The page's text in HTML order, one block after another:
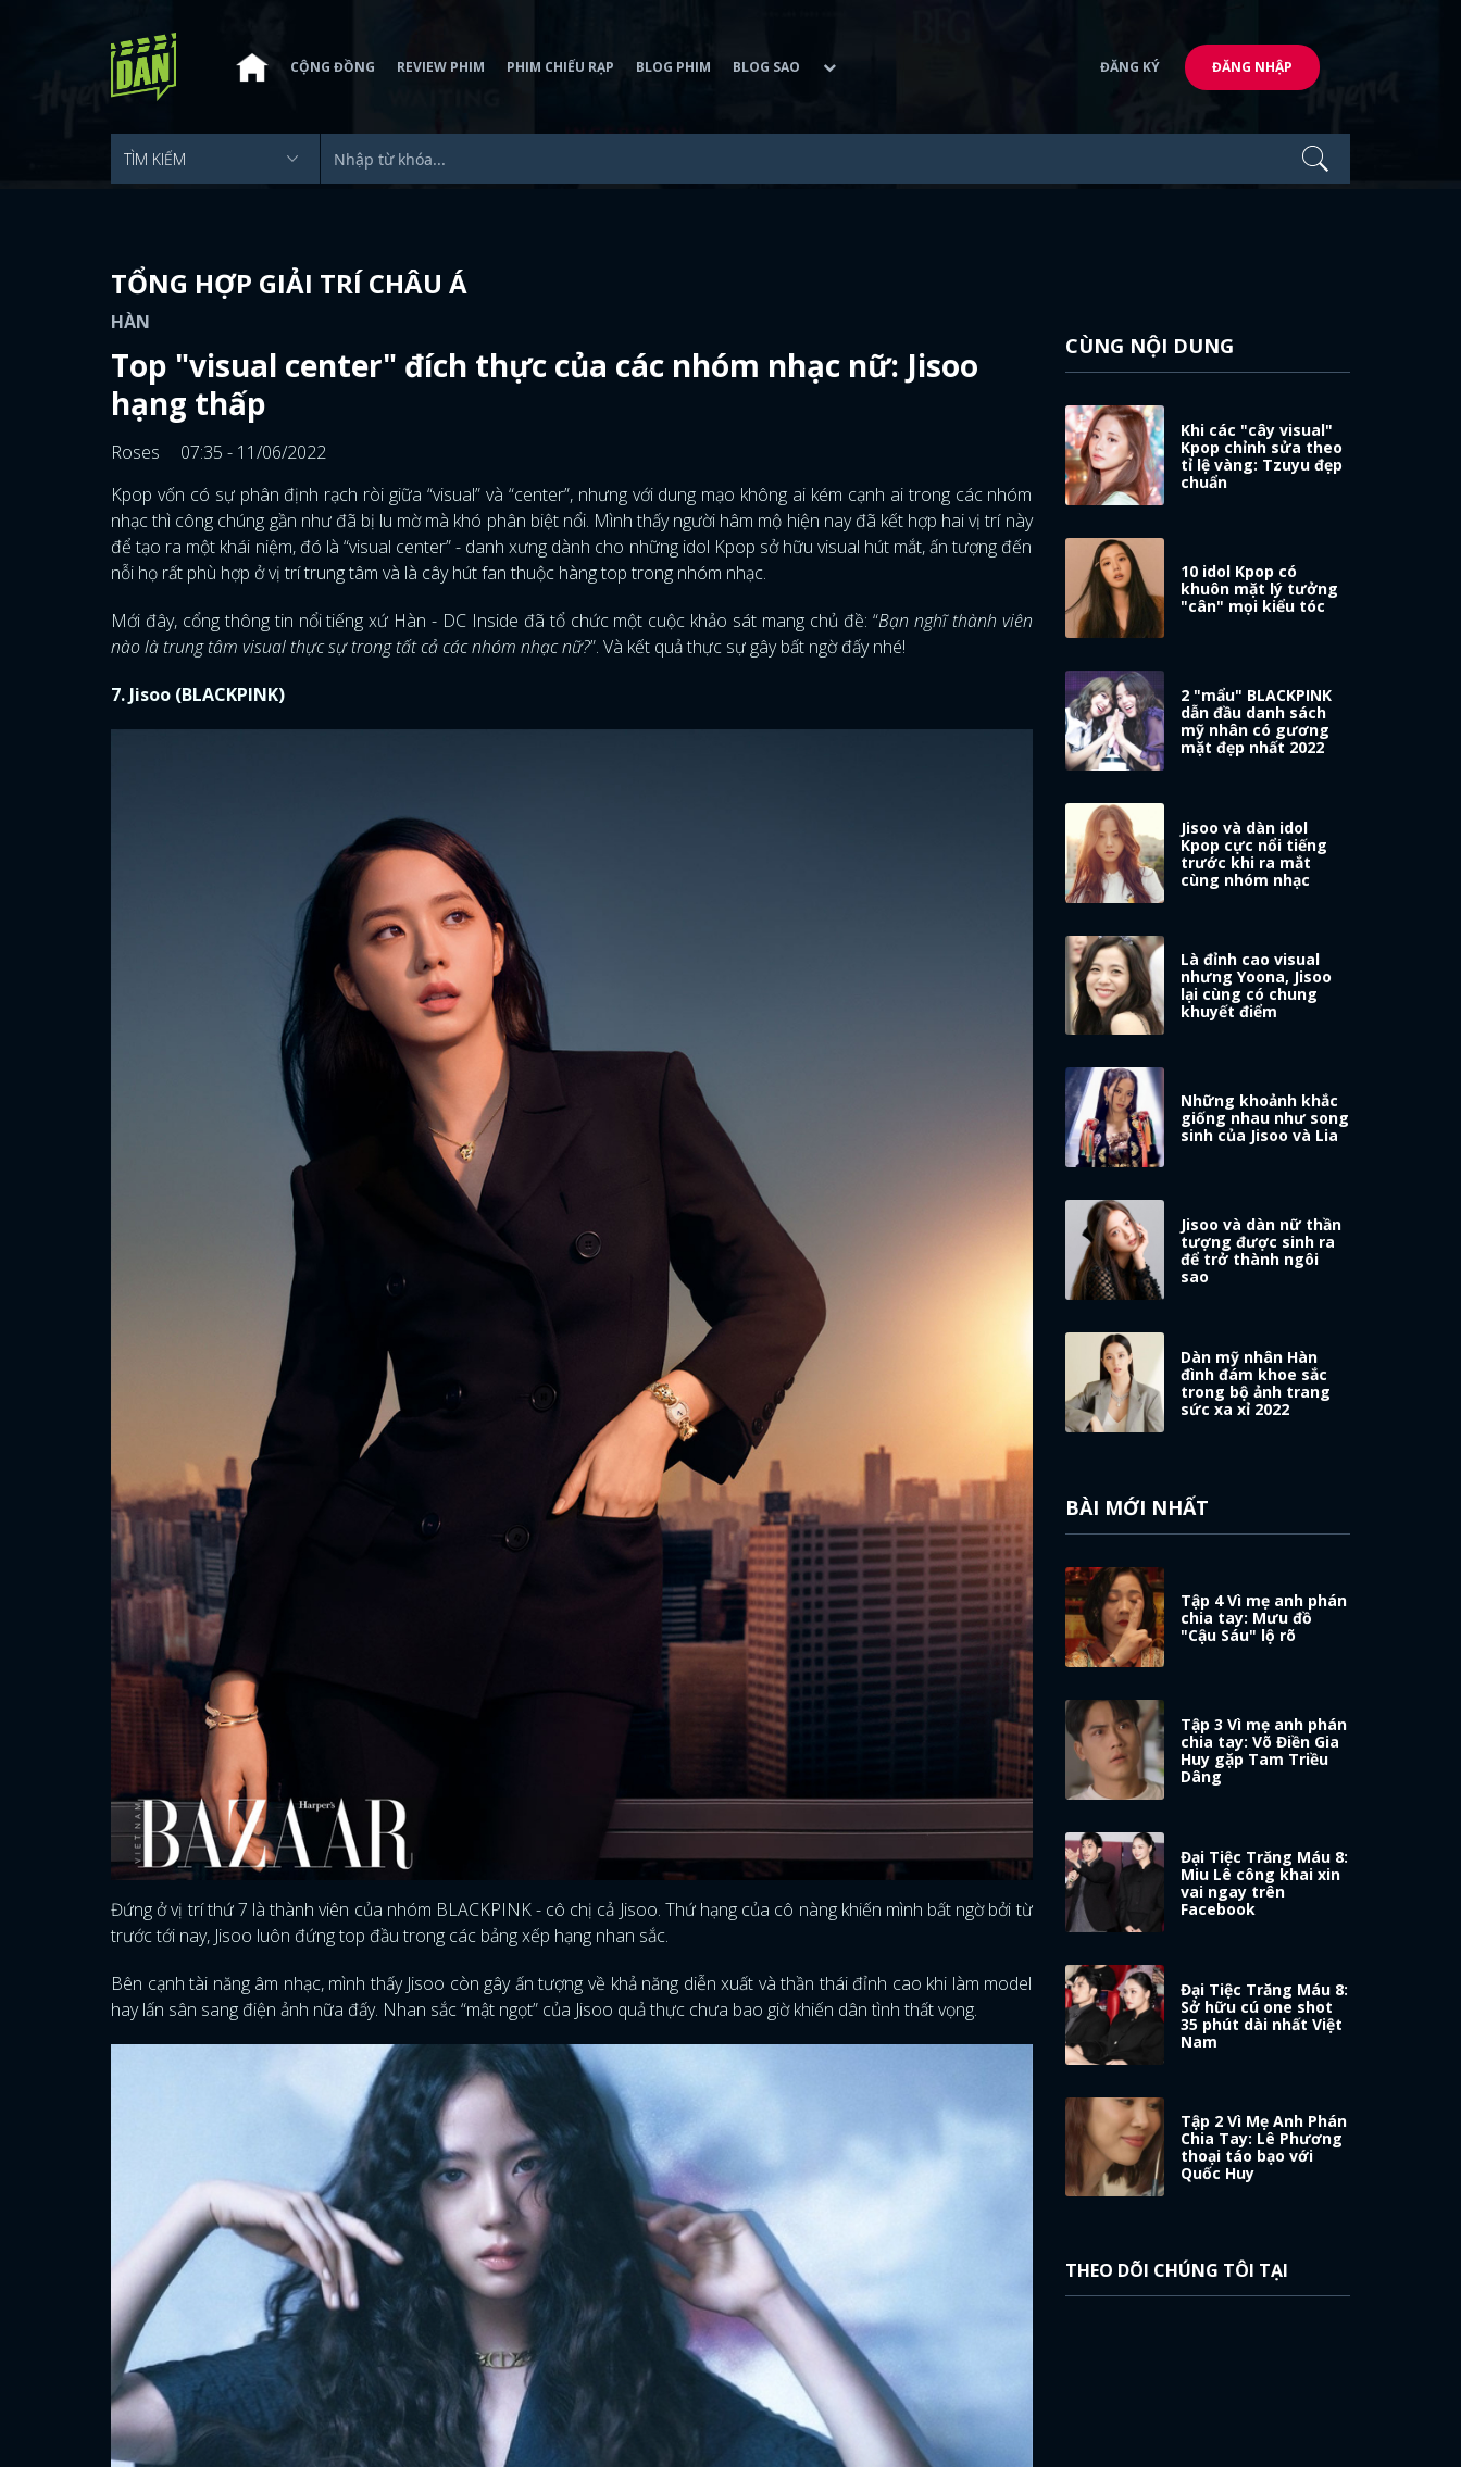
ĐĂNG NHẬP
CỘNG ĐỒNG REVIEW PHIM PHIM CHIẾU RẠP BLOG PHIM BLOG SAO ĐĂNG KÝ ĐĂNG NHẬP
TỔNG HỢP GIẢI TRÍ CHÂU Á
HÀN
Top "visual center" đích thực của các nhóm nhạc nữ: Jisoo
hạng thấp
Roses
07:35 - 11/06/2022
Kpop vốn có sự phân định rạch ròi giữa “visual” và “center”, nhưng với dung mạo không ai kém cạnh ai trong các nhóm
nhạc thì công chúng gần như đã bị lu mờ mà khó phân biệt nổi. Mình thấy người hâm mộ hiện nay đã kết hợp hai vị trí này
để tạo ra một khái niệm, đó là “visual center” - danh xưng dành cho những idol Kpop sở hữu visual hút mắt, ấn tượng đến
nỗi họ rất phù hợp ở vị trí trung tâm và là cây hút fan thuộc hàng top trong nhóm nhạc.
Mới đây, cổng thông tin nổi tiếng xứ Hàn - DC Inside đã tổ chức một cuộc khảo sát mang chủ đề: “Bạn nghĩ thành viên
nào là trung tâm visual thực sự trong tất cả các nhóm nhạc nữ?”. Và kết quả thực sự gây bất ngờ đấy nhé!
7. Jisoo (BLACKPINK)
Đứng ở vị trí thứ 7 là thành viên của nhóm BLACKPINK - cô chị cả Jisoo. Thứ hạng của cô nàng khiến mình bất ngờ bởi từ
trước tới nay, Jisoo luôn đứng top đầu trong các bảng xếp hạng nhan sắc.
Bên cạnh tài năng âm nhạc, mình thấy Jisoo còn gây ấn tượng về khả năng diễn xuất và thần thái đỉnh cao khi làm model
hay lấn sân sang điện ảnh nữa đấy. Nhan sắc “mật ngọt” của Jisoo quả thực chưa bao giờ khiến dân tình thất vọng.
CÙNG NỘI DUNG
Khi các "cây visual"
Kpop chỉnh sửa theo
tỉ lệ vàng: Tzuyu đẹp
chuẩn
10 idol Kpop có
khuôn mặt lý tưởng
"cân" mọi kiểu tóc
2 "mẩu" BLACKPINK
dẫn đầu danh sách
mỹ nhân có gương
mặt đẹp nhất 2022
Jisoo và dàn idol
Kpop cực nổi tiếng
trước khi ra mắt
cùng nhóm nhạc
Là đỉnh cao visual
nhưng Yoona, Jisoo
lại cùng có chung
khuyết điểm
Những khoảnh khắc
giống nhau như song
sinh của Jisoo và Lia
Jisoo và dàn nữ thần
tượng được sinh ra
để trở thành ngôi
sao
Dàn mỹ nhân Hàn
đình đám khoe sắc
trong bộ ảnh trang
sức xa xỉ 2022
BÀI MỚI NHẤT
Tập 4 Vì mẹ anh phán
chia tay: Mưu đồ
"Cậu Sáu" lộ rõ
Tập 3 Vì mẹ anh phán
chia tay: Võ Điền Gia
Huy gặp Tam Triều
Dâng
Đại Tiệc Trăng Máu 8:
Miu Lê công khai xin
vai ngay trên
Facebook
Đại Tiệc Trăng Máu 8:
Sở hữu cú one shot
35 phút dài nhất Việt
Nam
Tập 2 Vì Mẹ Anh Phán
Chia Tay: Lê Phương
thoại táo bạo với
Quốc Huy
THEO DÕI CHÚNG TÔI TẠI